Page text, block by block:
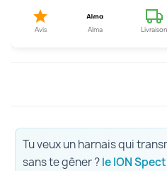
Avis Alma Livraison
Tu veux un harnais qui
sans te gêner ?le ION